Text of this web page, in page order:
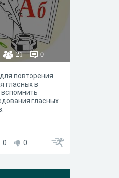
21 0
повторения
гласных в
вспомнить
гласных
0 0